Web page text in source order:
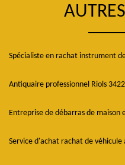
Spécialiste en rachat instrument
Antiquaire professionnel Riols
Entreprise de débarras de
Service d'achat rachat de véhicule